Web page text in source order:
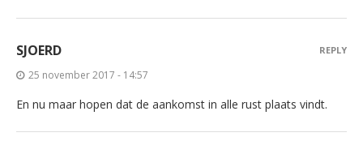
SJOERD
25 november 2017 - 14:57
En nu maar hopen dat de aankomst in alle rust plaats vindt.
REPLY